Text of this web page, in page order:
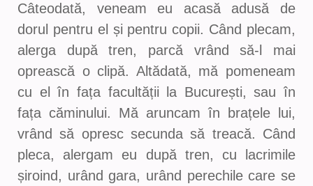
Câteodată, veneam eu acasă adusă de
dorul pentru el și pentru copii. Când plecam,
alerga după tren, parcă vrând să-l mai
oprească o clipă. Altădată, mă pomeneam
cu el în fața facultății la București, sau în
fața căminului. Mă aruncam în brațele lui,
vrând să opresc secunda să treacă. Când
pleca, alergam eu după tren, cu lacrimile
șiroind, urând gara, urând perechile care se